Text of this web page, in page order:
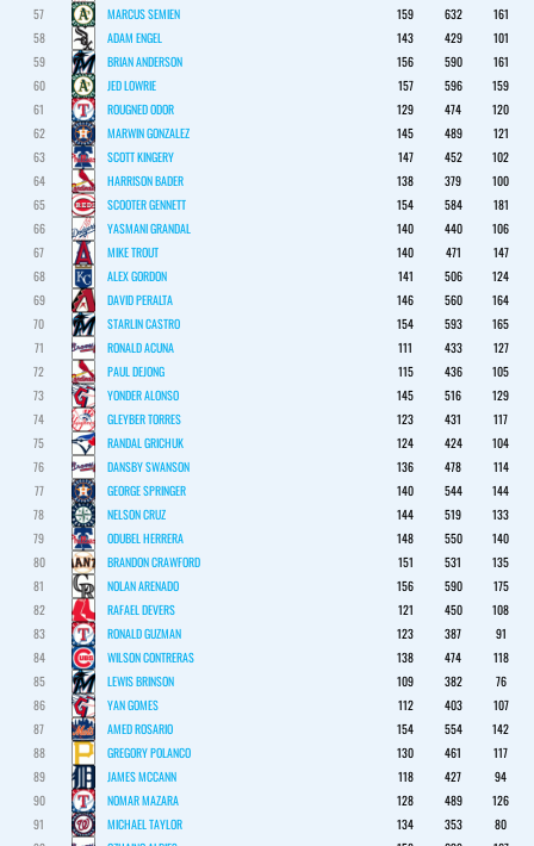
57
MARCUS SEMIEN 159 632
161
58
ADAM ENGEL 143 429
101
59
BRIAN ANDERSON 156 590
161
60
JED LOWRIE 157 596
159
61
ROUGNED ODOR 129 474
120
62
MARWIN GONZALEZ 145 489
121
63
SCOTT KINGERY 147 452
102
64
HARRISON BADER 138 379
100
65
SCOOTER GENNETT 154 584
181
66
YASMANI GRANDAL 140 440
106
67
MIKE TROUT 140 471
147
68
ALEX GORDON 141 506
124
69
DAVID PERALTA 146 560
164
70
STARLIN CASTRO 154 593
165
71
RONALD ACUNA 111 433
127
72
PAUL DEJONG 115 436
105
73
YONDER ALONSO 145 516
129
74
GLEYBER TORRES 123 431
117
75
RANDAL GRICHUK 124 424
104
76
DANSBY SWANSON 136 478
114
77
GEORGE SPRINGER 140 544
144
78
NELSON CRUZ 144 519
133
79
ODUBEL HERRERA 148 550
140
80
BRANDON CRAWFORD 151 531
135
81
NOLAN ARENADO 156 590
175
82
RAFAEL DEVERS 121 450
108
83
RONALD GUZMAN 123 387
91
84
WILSON CONTRERAS 138 474
118
85
LEWIS BRINSON 109 382
76
86
YAN GOMES 112 403
107
87
AMED ROSARIO 154 554
142
88
GREGORY POLANCO 130 461
117
89
JAMES MCCANN 118 427
94
90
NOMAR MAZARA 128 489
126
91
MICHAEL TAYLOR 134 353
80